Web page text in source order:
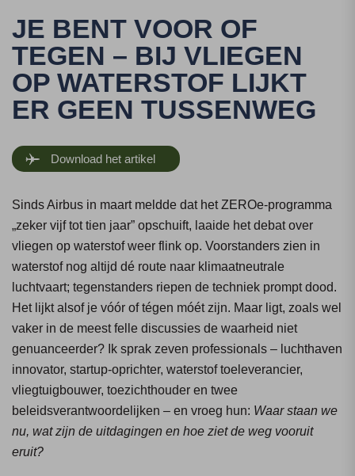
JE BENT VOOR OF
TEGEN – BIJ VLIEGEN
OP WATERSTOF LIJKT
ER GEEN TUSSENWEG
Download het artikel
Sinds Airbus in maart meldde dat het ZEROe-programma
„zeker vijf tot tien jaar” opschuift, laaide het debat over
vliegen op waterstof weer flink op. Voorstanders zien in
waterstof nog altijd dé route naar klimaatneutrale
luchtvaart; tegenstanders riepen de techniek prompt dood.
Het lijkt alsof je vóór of tégen móét zijn. Maar ligt, zoals wel
vaker in de meest felle discussies de waarheid niet
genuanceerder? Ik sprak zeven professionals – luchthaven
innovator, startup-oprichter, waterstof toeleverancier,
vliegtuigbouwer, toezichthouder en twee
beleidsverantwoordelijken – en vroeg hun: Waar staan we
nu, wat zijn de uitdagingen en hoe ziet de weg vooruit
eruit?